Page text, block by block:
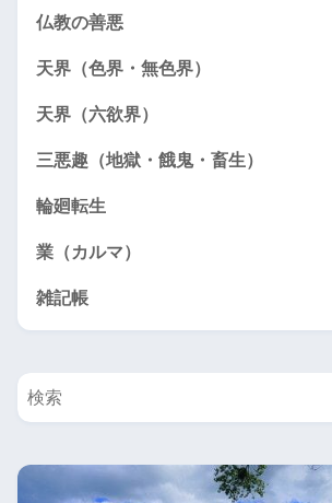
仏教の善悪
天界（色界・無色界）
天界（六欲界）
三悪趣（地獄・餓鬼・畜生）
輪廻転生
業（カルマ）
雑記帳